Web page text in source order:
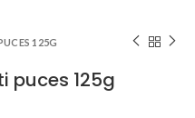
125G
puces 125g